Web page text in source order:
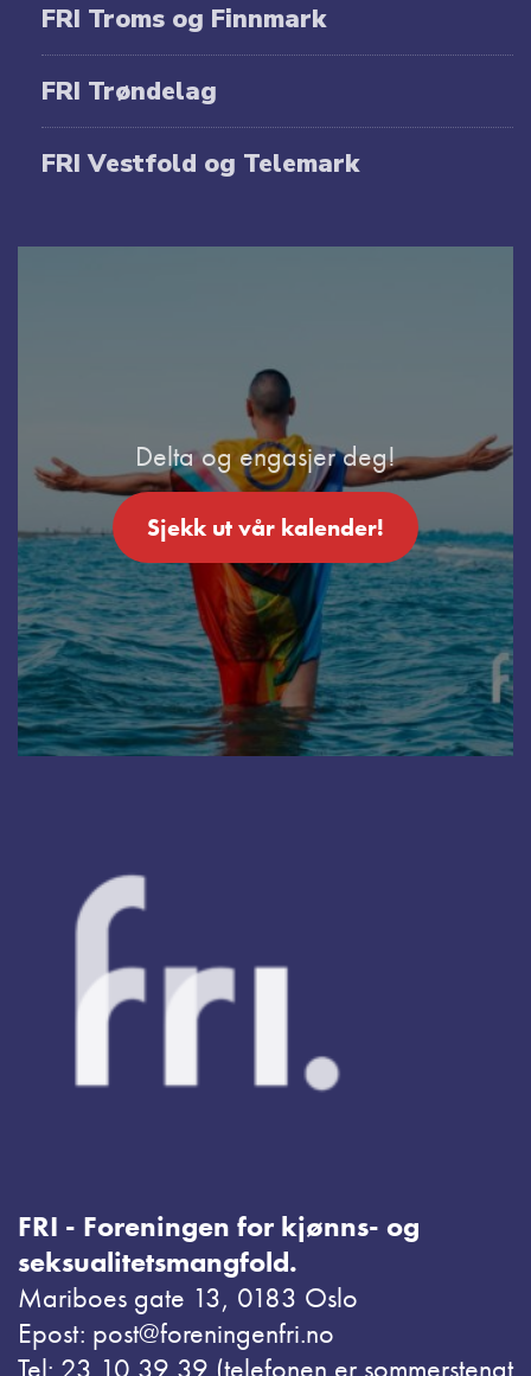
FRI Troms og Finnmark
FRI Trøndelag
FRI Vestfold og Telemark
Delta og engasjer deg!
Sjekk ut vår kalender!
FRI - Foreningen for kjønns- og
seksualitetsmangfold.
Mariboes gate 13, 0183 Oslo
Epost: post@foreningenfri.no
Tel: 23 10 39 39 (telefonen er sommerstengt